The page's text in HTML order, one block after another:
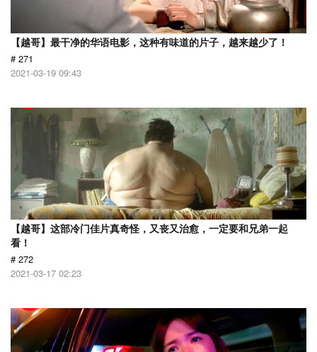
【越哥】最干净的华语电影，这种有味道的片子，越来越少了！
# 271
2021-03-19 09:43
【越哥】这部冷门佳片真奇怪，又丧又治愈，一定要和兄弟一起
看！
# 272
2021-03-17 02:23